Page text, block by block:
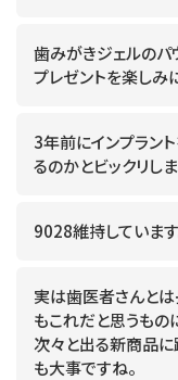
歯みがきジェルのパ
プレゼントを楽しみ
3年前にインプラン
るのかとビックリし
9028維持しています
実は歯医者さんと
もこれだと思うもの
次々と出る新商品に
も大事ですね。